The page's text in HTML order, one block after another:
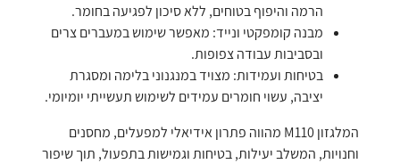
הרמה והיפוף בטוחים, ללא סיכון לפגיעה בחומר.
מבנה קומפקטי ונייד: מאפשר שימוש במעברים צרים
ובסביבות עבודה צפופות.
בטיחות ועמידות: מצויד במנגנוני בלימה ומסגרת
יציבה, עשוי חומרים עמידים לשימוש תעשייתי יומיומי.
המלגזון M110 מהווה פתרון אידיאלי למפעלים, מחסנים
וחנויות, המשלב יעילות, בטיחות וגמישות בתפעול, תוך שיפור